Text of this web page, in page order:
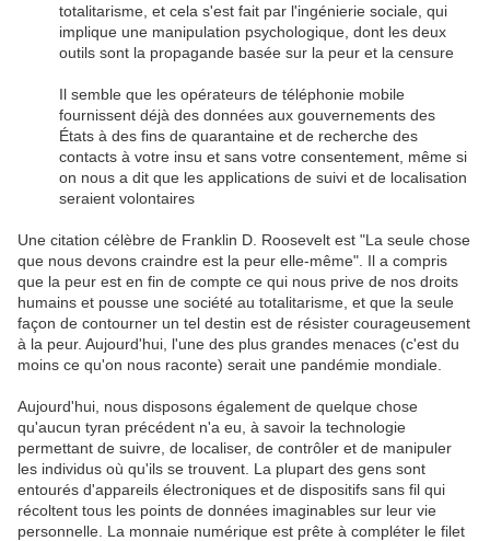
totalitarisme, et cela s'est fait par l'ingénierie sociale, qui
implique une manipulation psychologique, dont les deux
outils sont la propagande basée sur la peur et la censure
Il semble que les opérateurs de téléphonie mobile
fournissent déjà des données aux gouvernements des
États à des fins de quarantaine et de recherche des
contacts à votre insu et sans votre consentement, même si
on nous a dit que les applications de suivi et de localisation
seraient volontaires
Une citation célèbre de Franklin D. Roosevelt est "La seule chose
que nous devons craindre est la peur elle-même". Il a compris
que la peur est en fin de compte ce qui nous prive de nos droits
humains et pousse une société au totalitarisme, et que la seule
façon de contourner un tel destin est de résister courageusement
à la peur. Aujourd'hui, l'une des plus grandes menaces (c'est du
moins ce qu'on nous raconte) serait une pandémie mondiale.
Aujourd'hui, nous disposons également de quelque chose
qu'aucun tyran précédent n'a eu, à savoir la technologie
permettant de suivre, de localiser, de contrôler et de manipuler
les individus où qu'ils se trouvent. La plupart des gens sont
entourés d'appareils électroniques et de dispositifs sans fil qui
récoltent tous les points de données imaginables sur leur vie
personnelle. La monnaie numérique est prête à compléter le filet